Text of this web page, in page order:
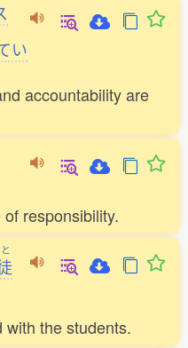
い
accountability are
responsibility.
the students.